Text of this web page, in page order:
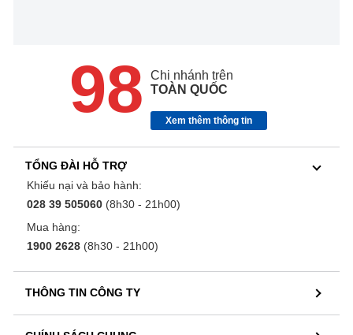
98
Chi nhánh trên
TOÀN QUỐC
Xem thêm thông tin
TỔNG ĐÀI HỖ TRỢ
Khiếu nại và bảo hành:
028 39 505060 (8h30 - 21h00)
Mua hàng:
1900 2628 (8h30 - 21h00)
THÔNG TIN CÔNG TY